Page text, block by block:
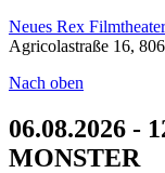
Neues Rex Filmtheater
Agricolastraße 16,
Nach oben
06.08.2026 -
MONSTER